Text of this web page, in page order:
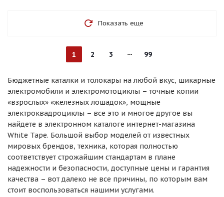
Показать еще
1 2 3 99
Бюджетные каталки и толокары на любой вкус, шикарные
электромобили и электромотоциклы – точные копии
«взрослых» «железных лошадок», мощные
электроквадроциклы – все это и многое другое вы
найдете в электронном каталоге интернет-магазина
White Tape. Большой выбор моделей от известных
мировых брендов, техника, которая полностью
соответствует строжайшим стандартам в плане
надежности и безопасности, доступные цены и гарантия
качества – вот далеко не все причины, по которым вам
стоит воспользоваться нашими услугами.